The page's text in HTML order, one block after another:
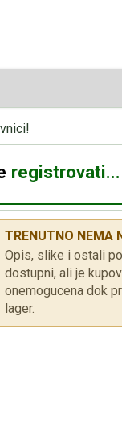
registrovati...
TRENUTNO NEMA
Opis, slike i ostali
dostupni, ali je
onemogucena dok
lager.